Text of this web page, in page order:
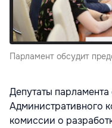
Парламент обсудит
Депутаты парламента
Административного
комиссии о